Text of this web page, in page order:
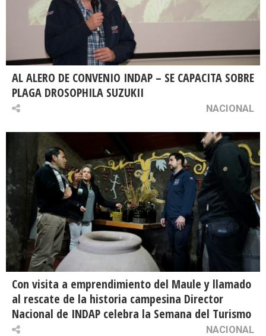
AL ALERO DE CONVENIO INDAP – SE CAPACITA SOBRE
PLAGA DROSOPHILA SUZUKII
NACIONAL
Con visita a emprendimiento del Maule y llamado
al rescate de la historia campesina Director
Nacional de INDAP celebra la Semana del Turismo
NACIONAL